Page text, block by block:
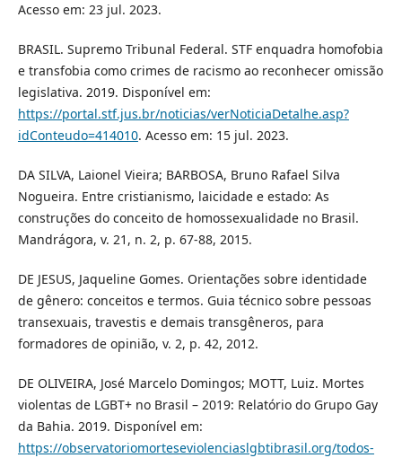
Acesso em: 23 jul. 2023.
BRASIL. Supremo Tribunal Federal. STF enquadra homofobia
e transfobia como crimes de racismo ao reconhecer omissão
legislativa. 2019. Disponível em:
https://portal.stf.jus.br/noticias/verNoticiaDetalhe.asp?
idConteudo=414010. Acesso em: 15 jul. 2023.
DA SILVA, Laionel Vieira; BARBOSA, Bruno Rafael Silva
Nogueira. Entre cristianismo, laicidade e estado: As
construções do conceito de homossexualidade no Brasil.
Mandrágora, v. 21, n. 2, p. 67-88, 2015.
DE JESUS, Jaqueline Gomes. Orientações sobre identidade
de gênero: conceitos e termos. Guia técnico sobre pessoas
transexuais, travestis e demais transgêneros, para
formadores de opinião, v. 2, p. 42, 2012.
DE OLIVEIRA, José Marcelo Domingos; MOTT, Luiz. Mortes
violentas de LGBT+ no Brasil – 2019: Relatório do Grupo Gay
da Bahia. 2019. Disponível em:
https://observatoriomorteseviolenciaslgbtibrasil.org/todos-